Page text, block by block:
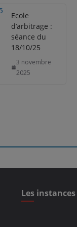
Ecole
d’arbitrage :
séance du
18/10/25
3 novembre
2025
Les instances